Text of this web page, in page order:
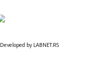
Developed by LABNET.RS